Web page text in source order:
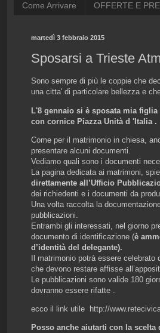
Come Arrivare OFFERTE E
martedì 3 febbraio 2015
Sposarsi a Trieste
Sono sempre di più le coppie che
una citta' di particolare bellezza e
L'8 gennaio si è sposata mia figlia
con cornice Piazza Unità d 'Italia .
Come per il matrimonio in chiesa,
presentare alcuni documenti.
Vediamo quali sono i documenti
La pagina dedicata ai matrimoni,
direttamente all’Ufficio
dei richiedenti e i documenti da
Una volta raccolta la
pubblicazioni.
Entrambi gli interessati, nel giorno
documento di identificazione (è
d’identità del delegante).
Il matrimonio potrà essere
che devono restare affisse
Le pubblicazioni sono valide 180
dovranno essere rifatte .
ecco il link utile http://
Posso anche aiutarti con la